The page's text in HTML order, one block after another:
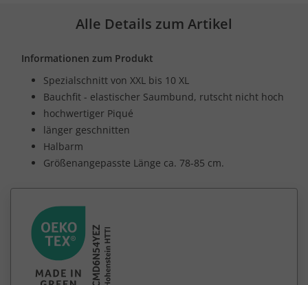
Alle Details zum Artikel
Informationen zum Produkt
Spezialschnitt von XXL bis 10 XL
Bauchfit - elastischer Saumbund, rutscht nicht hoch
hochwertiger Piqué
länger geschnitten
Halbarm
Größenangepasste Länge ca. 78-85 cm.